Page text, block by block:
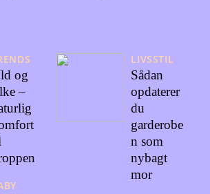
og
–
LIVSSTIL
Sådan
opdaterer
du
garderobe
n som
nybagt
mor